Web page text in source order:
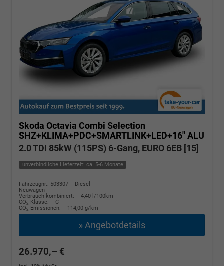
Skoda Octavia Combi Selection
SHZ+KLIMA+PDC+SMARTLINK+LED+16" ALU
2.0 TDI 85kW (115PS) 6-Gang, EURO 6EB [15]
unverbindliche Lieferzeit: ca. 5-6 Monate
Fahrzeugnr.: 503307
Diesel
Neuwagen
Verbrauch kombiniert:
4,40 l/100km
CO2-Klasse:
C
CO2-Emissionen: 114,00 g/km
» Angebotdetails
26.970,– €